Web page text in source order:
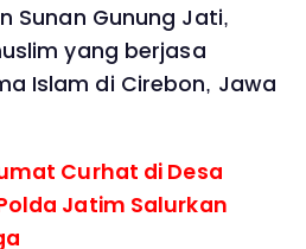
Sunan Gunung Jati,
yang berjasa
Islam di Cirebon, Jawa
Curhat di Desa
Jatim Salurkan